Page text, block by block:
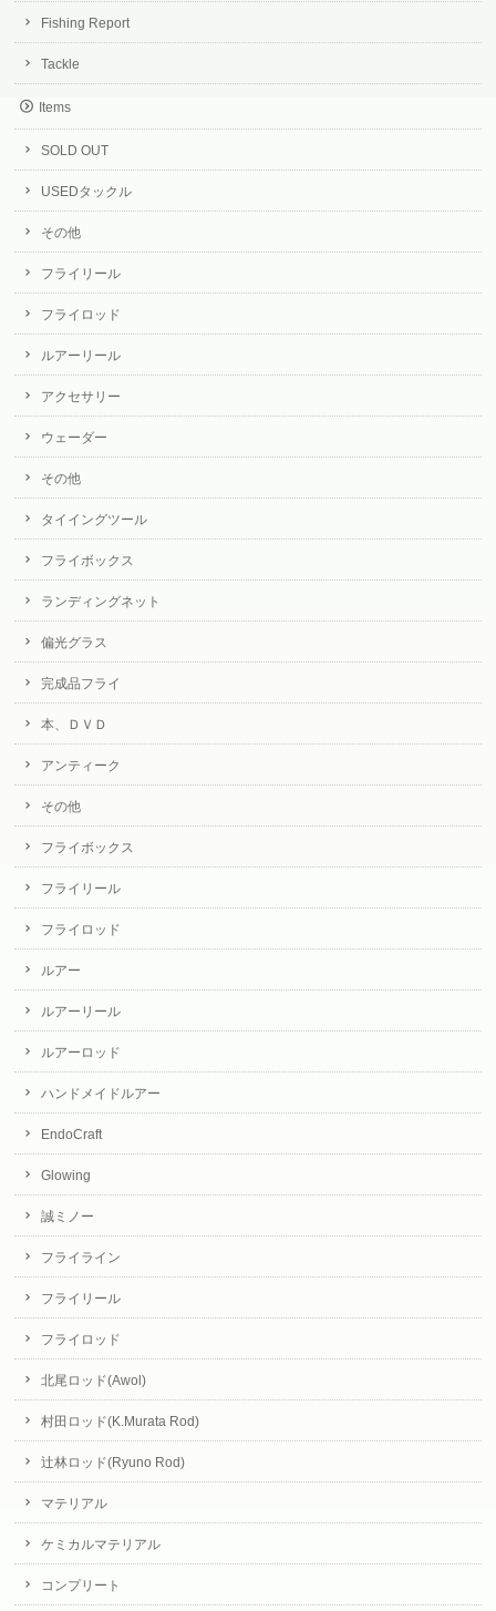
Fishing Report
Tackle
Items
SOLD OUT
USEDタックル
その他
フライリール
フライロッド
ルアーリール
アクセサリー
ウェーダー
その他
タイイングツール
フライボックス
ランディングネット
偏光グラス
完成品フライ
本、ＤＶＤ
アンティーク
その他
フライボックス
フライリール
フライロッド
ルアー
ルアーリール
ルアーロッド
ハンドメイドルアー
EndoCraft
Glowing
誠ミノー
フライライン
フライリール
フライロッド
北尾ロッド(Awol)
村田ロッド(K.Murata Rod)
辻林ロッド(Ryuno Rod)
マテリアル
ケミカルマテリアル
コンプリート